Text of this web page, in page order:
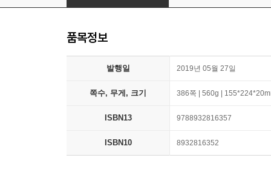
품목정보
발행일 2019년 05월 27일
쪽수, 무게, 크기 386쪽 | 560g |
ISBN13 9788932816357
ISBN10 8932816352